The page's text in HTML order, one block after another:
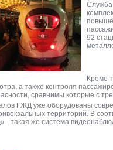
Служба
92
Кроме
а также контроля
сравнимы которые с
ГЖД уже оборудованы
территорий. В
такая же система